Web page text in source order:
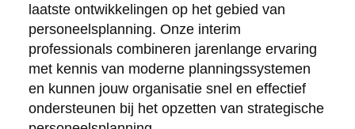
laatste ontwikkelingen op het gebied van
personeelsplanning. Onze interim
professionals combineren jarenlange ervaring
met kennis van moderne planningssystemen
en kunnen jouw organisatie snel en effectief
ondersteunen bij het opzetten van strategische